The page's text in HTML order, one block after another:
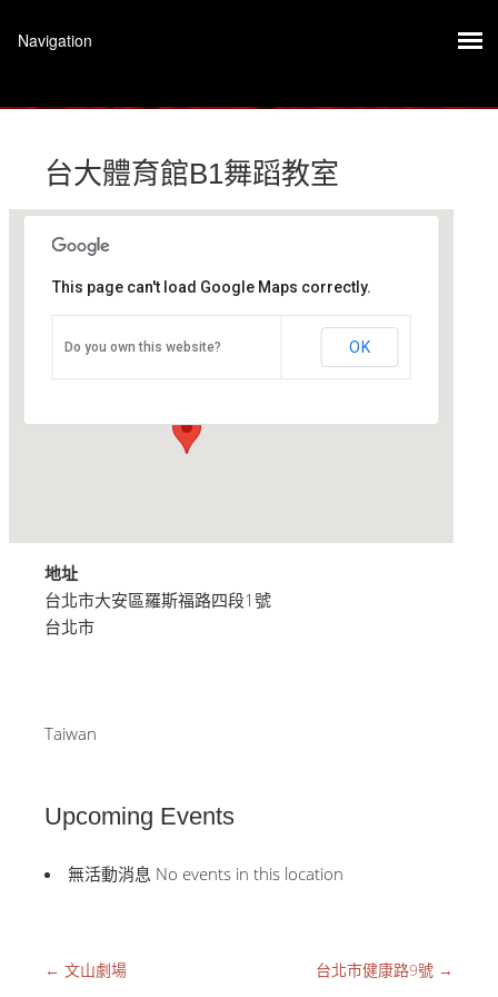
台大體育館B1舞蹈教室
台北市大安區羅斯福路四段1號 - 台北市
This page can't load Google Maps correctly.
Do you own this website? OK
地址
台北市大安區羅斯福路四段1號
台北市
Taiwan
Upcoming Events
無活動消息 No events in this location
← 文山劇場 台北市健康路9號 →